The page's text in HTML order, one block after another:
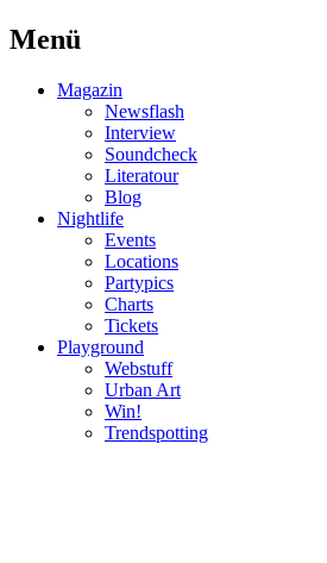
Menü
Magazin
Newsflash
Interview
Soundcheck
Literatour
Blog
Nightlife
Events
Locations
Partypics
Charts
Tickets
Playground
Webstuff
Urban Art
Win!
Trendspotting